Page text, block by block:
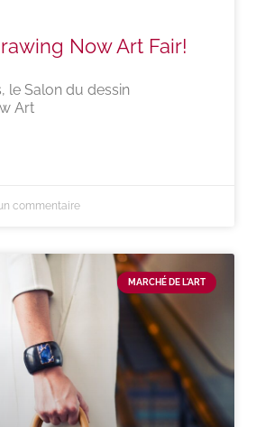
Now Art Fair!
le Salon du dessin
Art
commentaire
MARCHÉ DE L'ART